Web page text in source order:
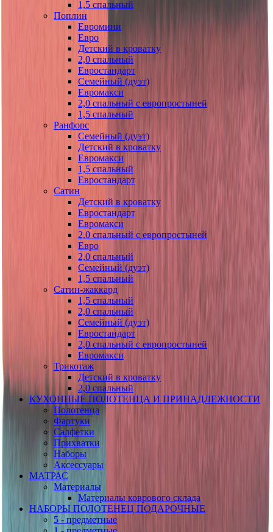
1,5 спальный
Поплин
Евромини
Евро
Детский в кроватку
2,0 спальный
Евростандарт
Семейный (дуэт)
Евромакси
2,0 спальный с европростыней
1,5 спальный
Ранфорс
Семейный (дуэт)
Детский в кроватку
Евромакси
1,5 спальный
Евростандарт
Сатин
Детский в кроватку
Евростандарт
Евромакси
2,0 спальный с европростыней
Евро
2,0 спальный
Семейный (дуэт)
1,5 спальный
Сатин-жаккард
1,5 спальный
2,0 спальный
Семейный (дуэт)
Евростандарт
2,0 спальный с европростыней
Евромакси
Трикотаж
Детский в кроватку
2,0 спальный
КУХОННЫЕ ПОЛОТЕНЦА И ПРИНАДЛЕЖНОСТИ
Полотенца
Фартуки
Салфетки
Прихватки
Наборы
Аксессуары
МАТРАС
Материалы
Материалы коврового склада
НАБОРЫ ПОЛОТЕНЕЦ ПОДАРОЧНЫЕ
5 - предметные